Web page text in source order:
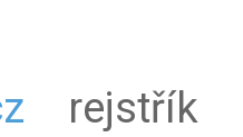
rejstřík